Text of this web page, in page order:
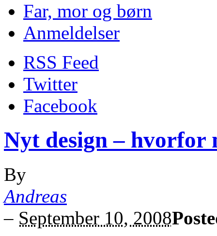
Far, mor og børn
Anmeldelser
RSS Feed
Twitter
Facebook
Nyt design – hvorfor
By
Andreas
– September 10, 2008